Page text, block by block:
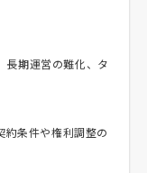
長期運営の難化、タ
約条件や権利調整の